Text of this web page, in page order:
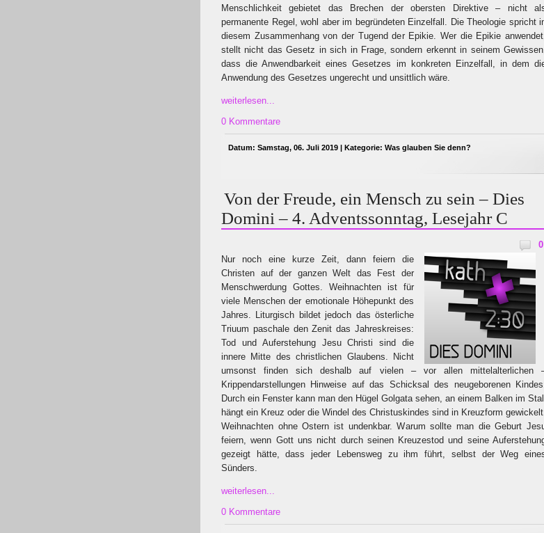
Menschlichkeit gebietet das Brechen der obersten Direktive – nicht
permanente Regel, wohl aber im begründeten Einzelfall. Die Theologie spricht
diesem Zusammenhang von der Tugend der Epikie. Wer die Epikie
stellt nicht das Gesetz in sich in Frage, sondern erkennt in seinem
dass die Anwendbarkeit eines Gesetzes im konkreten Einzelfall, in dem
Anwendung des Gesetzes ungerecht und unsittlich wäre.
weiterlesen...
0 Kommentare
Datum: Samstag, 06. Juli 2019 | Kategorie: Was glauben Sie denn?
Von der Freude, ein Mensch zu sein – Dies
Domini – 4. Adventssonntag, Lesejahr C
0
Nur noch eine kurze Zeit, dann feiern die
Christen auf der ganzen Welt das Fest der
Menschwerdung Gottes. Weihnachten ist für
viele Menschen der emotionale Höhepunkt des
Jahres. Liturgisch bildet jedoch das österliche
Triuum paschale den Zenit das Jahreskreises:
Tod und Auferstehung Jesu Christi sind die
innere Mitte des christlichen Glaubens. Nicht
umsonst finden sich deshalb auf vielen – vor allen mittelalterlichen
Krippendarstellungen Hinweise auf das Schicksal des neugeborenen
Durch ein Fenster kann man den Hügel Golgata sehen, an einem Balken im Stall
hängt ein Kreuz oder die Windel des Christuskindes sind in Kreuzform
Weihnachten ohne Ostern ist undenkbar. Warum sollte man die Geburt
feiern, wenn Gott uns nicht durch seinen Kreuzestod und seine
gezeigt hätte, dass jeder Lebensweg zu ihm führt, selbst der Weg
Sünders.
weiterlesen...
0 Kommentare